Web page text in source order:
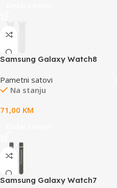
Samsung Galaxy Watch8
Pametni satovi
Na stanju
71,00 KM
Samsung Galaxy Watch7